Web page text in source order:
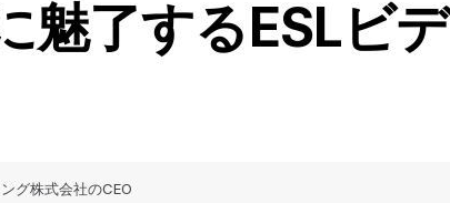
魅了するESLビデ
グ株式会社のCEO